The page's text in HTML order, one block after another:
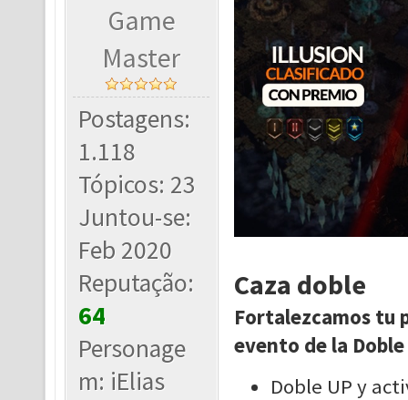
Game
Master
Postagens:
1.118
Tópicos: 23
Juntou-se:
Feb 2020
Reputação:
64
Personage
m: iElias
Caza doble
Fortalezcamos tu
evento de la Doble
Doble UP y